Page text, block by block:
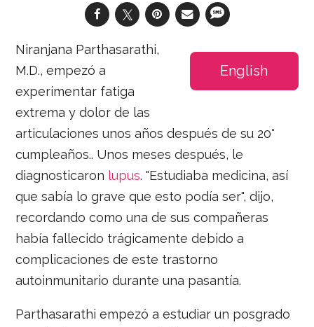
English
Niranjana Parthasarathi,
M.D., empezó a
experimentar fatiga
extrema y dolor de las
articulaciones unos años después de su 20°
cumpleaños.. Unos meses después, le
diagnosticaron lupus. "Estudiaba medicina, así
que sabía lo grave que esto podía ser", dijo,
recordando como una de sus compañeras
había fallecido trágicamente debido a
complicaciones de este trastorno
autoinmunitario durante una pasantía.
Parthasarathi empezó a estudiar un posgrado